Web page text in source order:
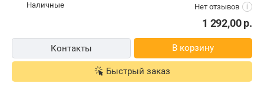
Нет отзывов
i
наличные
1 292,00р.
Контакты В корзину
Быстрый заказ